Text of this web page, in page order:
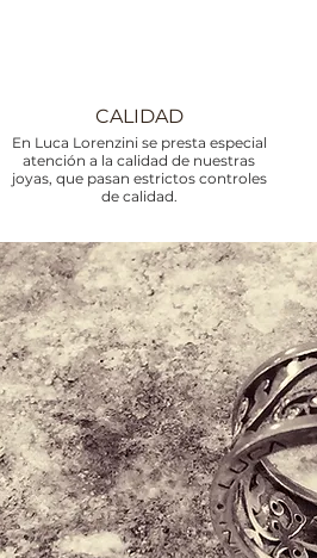
CALIDAD
En Luca Lorenzini se presta especial
atención a la calidad de nuestras
joyas, que pasan estrictos controles
de calidad.